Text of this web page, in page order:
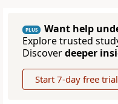
PLUS
Want help
Explore trusted
Discoverdeeper
Start 7-day free trial